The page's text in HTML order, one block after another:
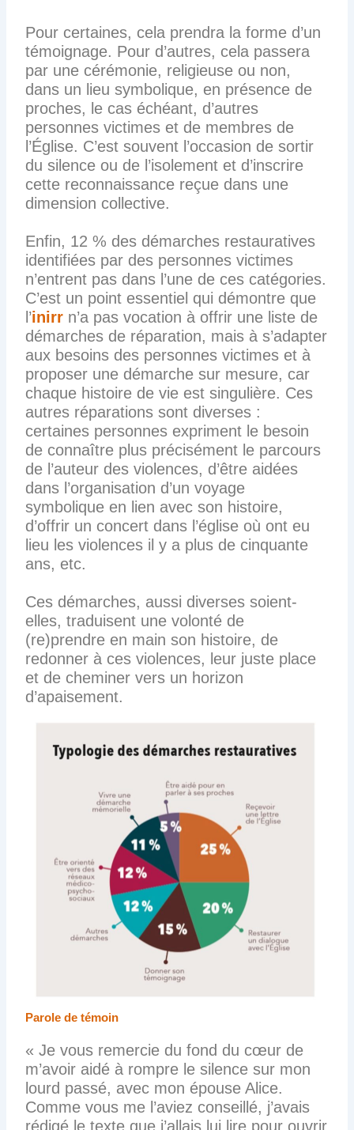
Pour certaines, cela prendra la forme d’un
témoignage. Pour d’autres, cela passera
par une cérémonie, religieuse ou non,
dans un lieu symbolique, en présence de
proches, le cas échéant, d’autres
personnes victimes et de membres de
l’Église. C’est souvent l’occasion de sortir
du silence ou de l’isolement et d’inscrire
cette reconnaissance reçue dans une
dimension collective.
Enfin, 12 % des démarches restauratives
identifiées par des personnes victimes
n’entrent pas dans l’une de ces catégories.
C’est un point essentiel qui démontre que
l’inirr n’a pas vocation à offrir une liste de
démarches de réparation, mais à s’adapter
aux besoins des personnes victimes et à
proposer une démarche sur mesure, car
chaque histoire de vie est singulière. Ces
autres réparations sont diverses :
certaines personnes expriment le besoin
de connaître plus précisément le parcours
de l’auteur des violences, d’être aidées
dans l’organisation d’un voyage
symbolique en lien avec son histoire,
d’offrir un concert dans l’église où ont eu
lieu les violences il y a plus de cinquante
ans, etc.
Ces démarches, aussi diverses soient-
elles, traduisent une volonté de
(re)prendre en main son histoire, de
redonner à ces violences, leur juste place
et de cheminer vers un horizon
d’apaisement.
Parole de témoin
« Je vous remercie du fond du cœur de
m’avoir aidé à rompre le silence sur mon
lourd passé, avec mon épouse Alice.
Comme vous me l’aviez conseillé, j’avais
rédigé le texte que j’allais lui lire pour ouvrir